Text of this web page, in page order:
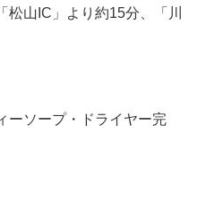
山IC」より約15分、「川
ーソープ・ドライヤー完